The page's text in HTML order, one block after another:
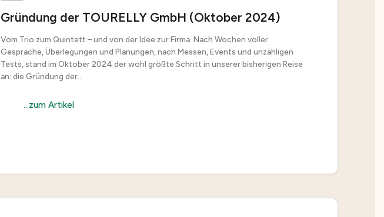
Gründung der TOURELLY GmbH (Oktober 2024)
Vom Trio zum Quintett – und von der Idee zur Firma. Nach Wochen voller
Gespräche, Überlegungen und Planungen, nach Messen, Events und unzähligen
Tests, stand im Oktober 2024 der wohl größte Schritt in unserer bisherigen Reise
an: die Gründung der...
...zum Artikel